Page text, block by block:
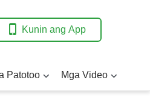
Kunin ang App
Patotoo Mga Video